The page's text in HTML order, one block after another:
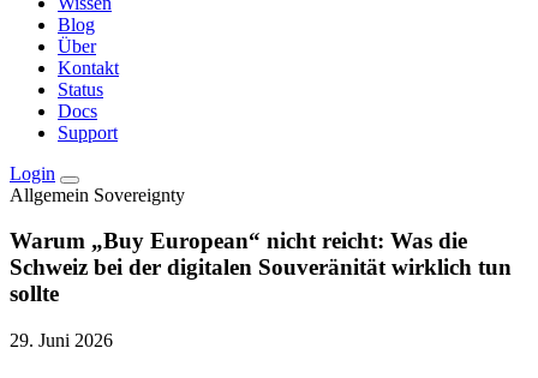
Blog
Über
Kontakt
Status
Docs
Support
Login
Allgemein Sovereignty
Warum „Buy European“ nicht reicht: Was die
Schweiz bei der digitalen Souveränität wirklich tun
sollte
29. Juni 2026